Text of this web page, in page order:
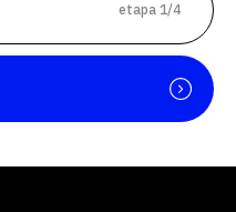
etapa 1/4